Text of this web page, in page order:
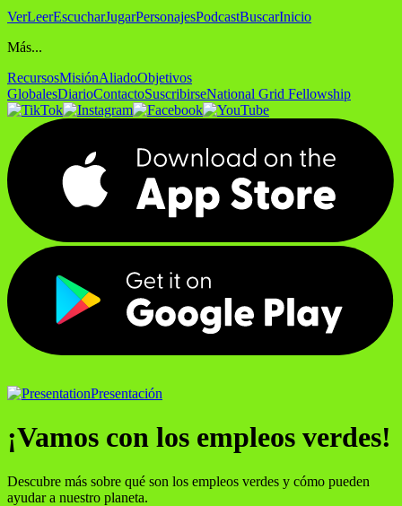
VerLeerEscucharJugarPersonajesPodcastBuscarInicio
Más...
RecursosMisiónAliadoObjetivos
GlobalesDiarioContactoSuscribirseNational Grid Fellowship
Presentación
¡Vamos con los empleos verdes!
Descubre más sobre qué son los empleos verdes y cómo pueden
ayudar a nuestro planeta.